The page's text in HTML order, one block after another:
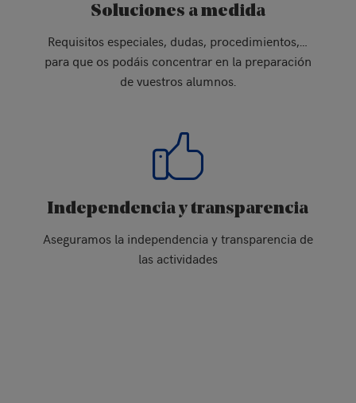
Soluciones a medida
Requisitos especiales, dudas, procedimientos,…
para que os podáis concentrar en la preparación
de vuestros alumnos.
Independencia y transparencia
Aseguramos la independencia y transparencia de
las actividades